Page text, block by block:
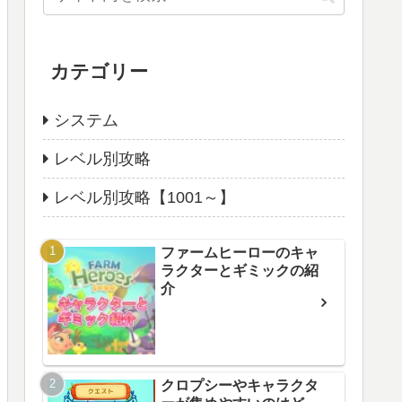
カテゴリー
システム
レベル別攻略
レベル別攻略【1001～】
ファームヒーローのキャ
ラクターとギミックの紹
介
クロプシーやキャラクタ